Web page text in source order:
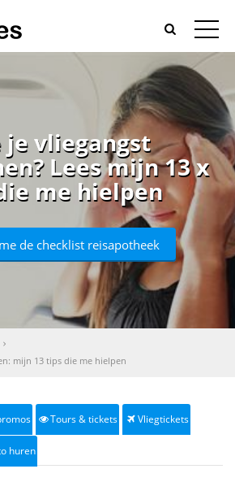
je vliegangst
Lees mijn 13 x
me hielpen
de checklist reisapotheek
mijn 13 tips die me hielpen
Tours & tickets Vliegtickets
huren